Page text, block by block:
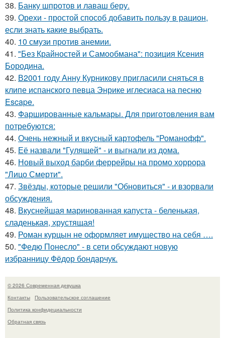
38. Банку шпротов и лаваш беру.
39. Орехи - простой способ добавить пользу в рацион,
если знать какие выбрать.
40. 10 смузи против анемии.
41. "Без Крайностей и Самообмана": позиция Ксения
Бородина.
42. В2001 году Анну Курникову пригласили сняться в
клипе испанского певца Энрике иглесиаса на песню
Escape.
43. Фаршированные кальмары. Для приготовления вам
потребуются:
44. Очень нежный и вкусный картофель "Романофф".
45. Её назвали "Гулящей" - и выгнали из дома.
46. Новый выход барби феррейры на промо хоррора
"Лицо Смерти".
47. Звёзды, которые решили "Обновиться" - и взорвали
обсуждения.
48. Вкуснейшая маринованная капуста - беленькая,
сладенькая, хрустящая!
49. Роман курцын не оформляет имущество на себя ….
50. "Федю Понесло" - в сети обсуждают новую
избранницу Фёдор бондарчук.
© 2026 Современная девушка
Контакты
Пользовательское соглашение
Политика конфидециальности
Обратная связь